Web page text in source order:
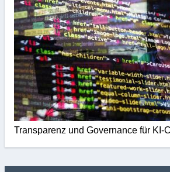
Transparenz und Governance für KI-